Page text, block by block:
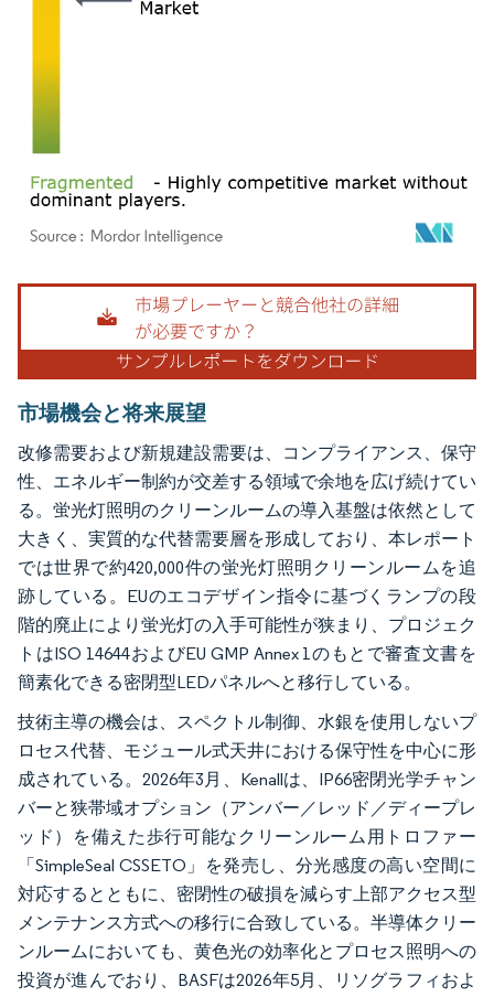
画像 © Mordor Intelligence。再利用にはCC BY 4.0の表示が必要です。
市場機会と将来展望
改修需要および新規建設需要は、コンプライアンス、保守
性、エネルギー制約が交差する領域で余地を広げ続けてい
る。蛍光灯照明のクリーンルームの導入基盤は依然として
大きく、実質的な代替需要層を形成しており、本レポート
では世界で約420,000件の蛍光灯照明クリーンルームを追
跡している。EUのエコデザイン指令に基づくランプの段
階的廃止により蛍光灯の入手可能性が狭まり、プロジェク
トはISO 14644およびEU GMP Annex 1のもとで審査文書を
簡素化できる密閉型LEDパネルへと移行している。
技術主導の機会は、スペクトル制御、水銀を使用しないプ
ロセス代替、モジュール式天井における保守性を中心に形
成されている。2026年3月、Kenallは、IP66密閉光学チャン
バーと狭帯域オプション（アンバー／レッド／ディープレ
ッド）を備えた歩行可能なクリーンルーム用トロファー
「SimpleSeal CSSETO」を発売し、分光感度の高い空間に
対応するとともに、密閉性の破損を減らす上部アクセス型
メンテナンス方式への移行に合致している。半導体クリー
ンルームにおいても、黄色光の効率化とプロセス照明への
投資が進んでおり、BASFは2026年5月、リソグラフィおよ